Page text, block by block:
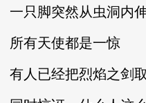
一只脚突然从虫洞内
所有天使都是一惊
有人已经把烈焰之剑